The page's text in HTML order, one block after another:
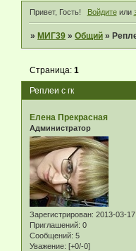
Привет, Гость! Войдитеили
» МИГ39 »Общий »
Реплеи с гк
Страница:1
Елена Прекрасная
Администратор
Зарегистрирован: 2013-03-17
Приглашений: 0
Сообщений: 5
Уважение: [+0/-0]